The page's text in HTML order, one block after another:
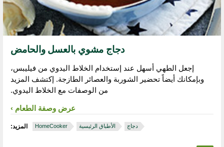
دجاج مشوي بالعسل والحامض
إجعل الطهي أسهل عند إستخدام الخلاط اليدوي من فيليبس،
وبإمكانك أيضاً تحضير الشوربة والعصائر الطازجة. إكتشف المزيد
من الوصفات مع الخلاط اليدوي.
عرض وصفة الطعام
المزيد: HomeCooker الأطباق الرئيسية دجاج